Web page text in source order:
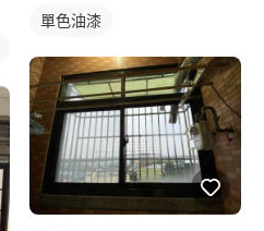
單色油漆